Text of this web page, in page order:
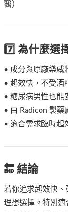
醫）
7️⃣ 為什麼選
• 成分與原廠樂威
• 起效快，不受酒
• 糖尿病男性也能
• 由 Radicon 製
• 適合需求臨時起
🔚 結論
若你追求起效快、
理想選擇。特別